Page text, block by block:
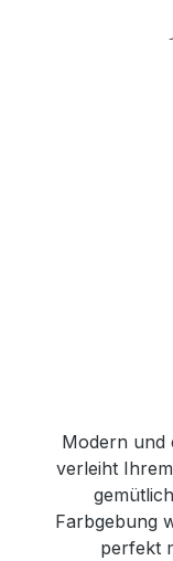
Modern und
verleiht
Farbgebung
perfekt